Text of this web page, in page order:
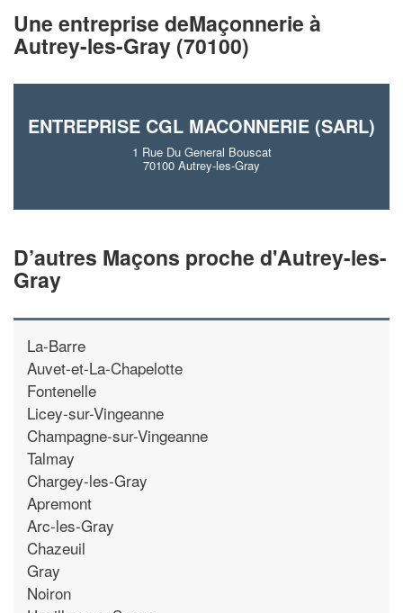
Une entreprise deMaçonnerie à
Autrey-les-Gray (70100)
ENTREPRISE CGL MACONNERIE (SARL)
1 Rue Du General Bouscat
70100 Autrey-les-Gray
D’autres Maçons proche d'Autrey-les-
Gray
La-Barre
Auvet-et-La-Chapelotte
Fontenelle
Licey-sur-Vingeanne
Champagne-sur-Vingeanne
Talmay
Chargey-les-Gray
Apremont
Arc-les-Gray
Chazeuil
Gray
Noiron
vos
tout en gagnant
nouveaux clients!